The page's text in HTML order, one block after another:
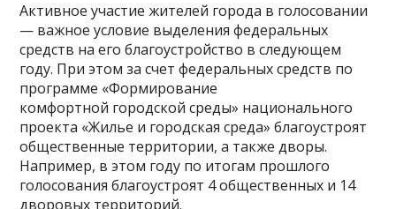
Активное участие жителей города в голосовании
— важное условие выделения федеральных
средств на его благоустройство в следующем
году. При этом за счет федеральных средств по
программе «Формирование
комфортной городской среды» национального
проекта «Жилье и городская среда» благоустроят
общественные территории, а также дворы.
Например, в этом году по итогам прошлого
голосования благоустроят 4 общественных и 14
дворовых территорий.